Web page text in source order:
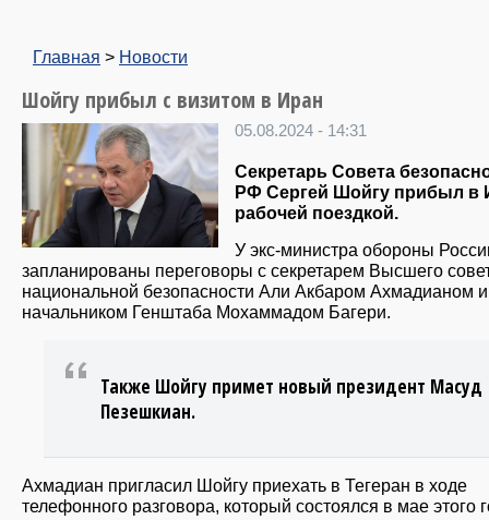
Главная > Новости
Шойгу прибыл с визитом в Иран
05.08.2024 - 14:31
Секретарь Совета
РФ Сергей Шойгу прибыл в
рабочей поездкой.
У экс-министра обороны
запланированы переговоры с секретарем Высшего
национальной безопасности Али Акбаром Ахмадианом и
начальником Генштаба Мохаммадом Багери.
Также Шойгу примет новый президент Масуд
Пезешкиан.
Ахмадиан пригласил Шойгу приехать в Тегеран в ходе
телефонного разговора, который состоялся в мае этого